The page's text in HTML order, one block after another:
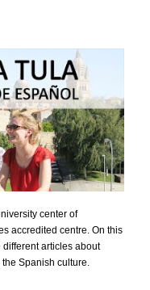
center of
accredited centre. On this
articles about
Spanish culture.